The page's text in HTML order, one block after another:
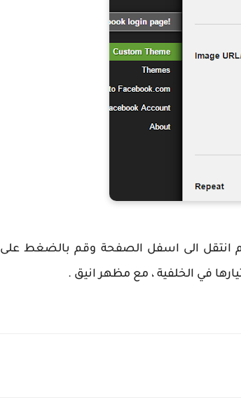
ثم انتقل الى اسفل الصفحة وقم بالضغط على